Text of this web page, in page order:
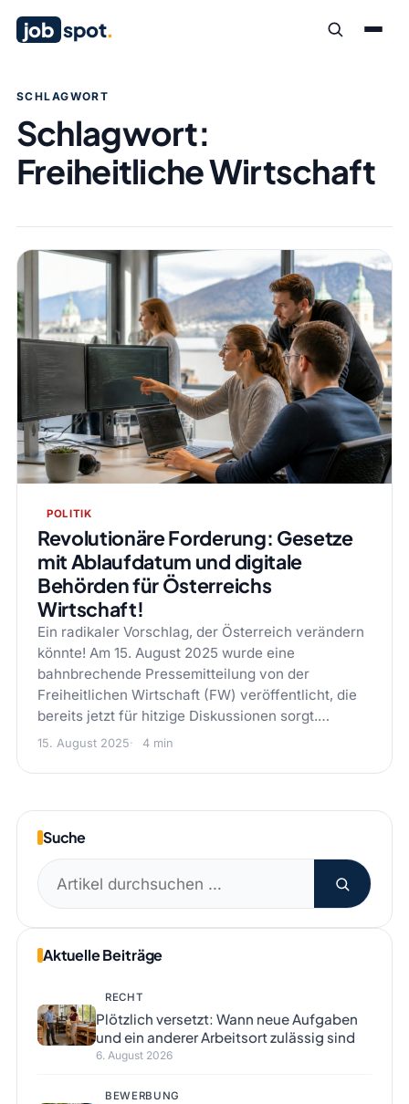
job spot.
SCHLAGWORT
Schlagwort:
Freiheitliche Wirtschaft
POLITIK
Revolutionäre Forderung: Gesetze
mit Ablaufdatum und digitale
Behörden für Österreichs
Wirtschaft!
Ein radikaler Vorschlag, der Österreich verändern
könnte! Am 15. August 2025 wurde eine
bahnbrechende Pressemitteilung von der
Freiheitlichen Wirtschaft (FW) veröffentlicht, die
bereits jetzt für hitzige Diskussionen sorgt.…
15. August 2025 4 min
Suche
Suchen
nach:
Aktuelle Beiträge
RECHT
Plötzlich versetzt: Wann neue Aufgaben
und ein anderer Arbeitsort zulässig sind
6. August 2026
BEWERBUNG